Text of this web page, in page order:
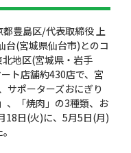
豊島区/代表取締役 上
台(宮城県仙台市)とのコ
地区(宮城県・岩手
ト店舗約430店で、宮
サポーターズおにぎり
、「焼肉」の3種類、お
18日(火)に、5月5日(月)